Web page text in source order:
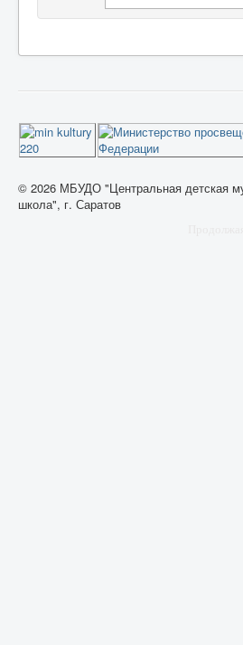
© 2026 МБУДО "Центральная детская
школа", г. Саратов